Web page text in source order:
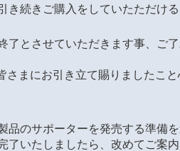
き続きご購入をしていたただけ
了とさせていただきます事、ご
さまにお引き立て賜りましたこと
品のサポーターを発売する準備
了いたしましたら、改めてご案